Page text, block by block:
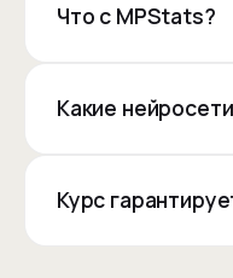
Что с MPStats?
Какие
Курс